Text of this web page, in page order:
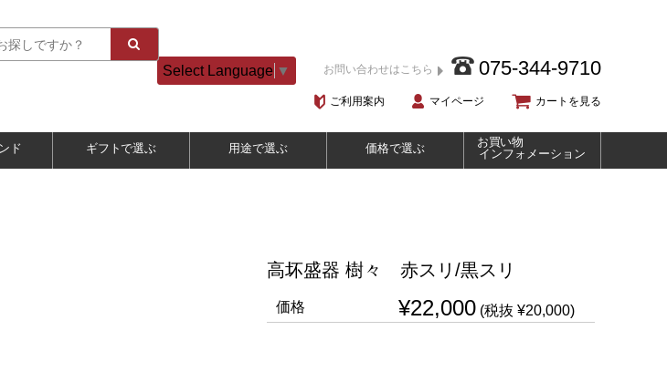
Select Language ▼ お問い合わせはこちら 075-344-9710
ご利用案内 マイページ カートを見る
ド ギフトで選ぶ 用途で選ぶ 価格で選ぶ
お買い物
インフォメーション
高坏盛器 樹々 赤スリ/黒スリ
価格 ¥22,000 (税抜 ¥20,000)